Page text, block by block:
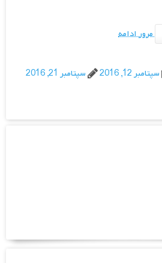
مرور ادامه
سپتامبر 12, 2016
سپتامبر 21, 2016